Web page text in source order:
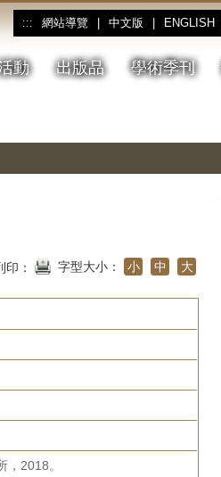
::: 網站導覽 中文版 ENGLISH
動 出版品 學術季刊
印： 字型大小： 小 中 大
2018。